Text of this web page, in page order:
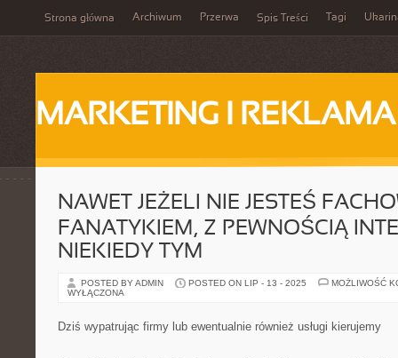
Strona główna Archiwum Przerwa Spis Treści Tagi
MARKETING I REKLAMA
NAWET JEŻELI NIE JESTEŚ
FANATYKIEM, Z PEWNOŚCIĄ
NIEKIEDY TYM
POSTED BY ADMIN POSTED ON LIP - 13 - 2025
MOŻLIWOŚĆ
WYŁĄCZONA
Dziś wypatrując firmy lub ewentualnie również usługi kierujemy